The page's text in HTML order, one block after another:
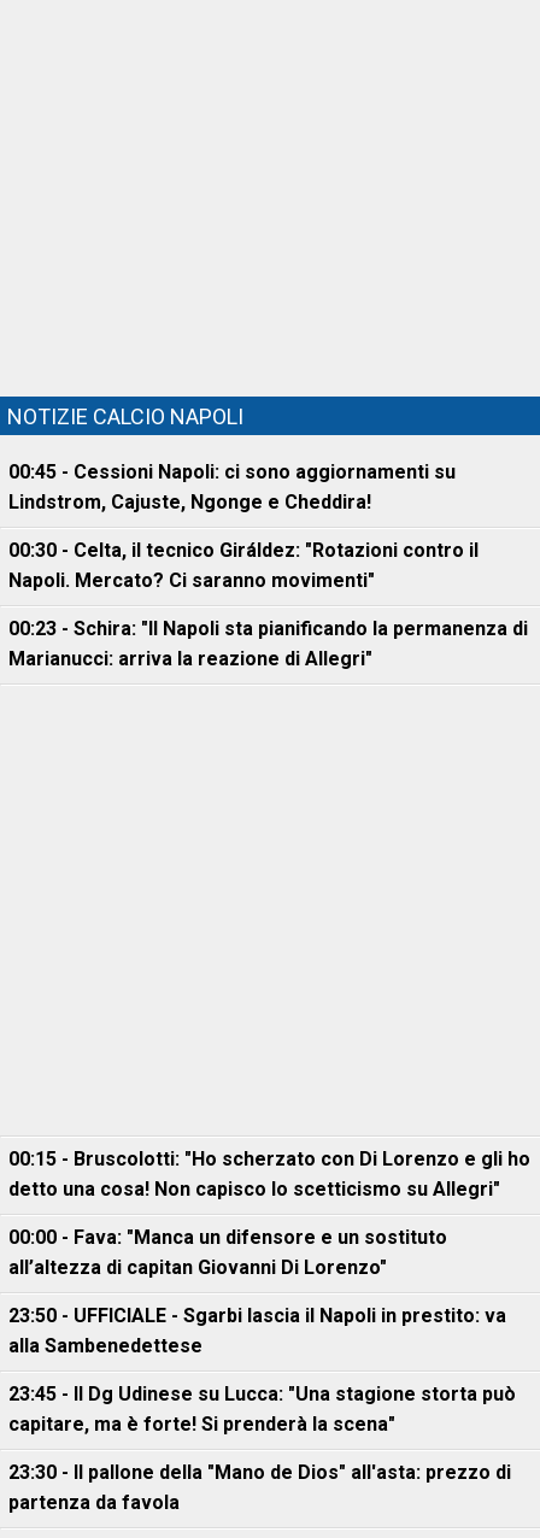
NOTIZIE CALCIO NAPOLI
00:45 - Cessioni Napoli: ci sono aggiornamenti su
Lindstrom, Cajuste, Ngonge e Cheddira!
00:30 - Celta, il tecnico Giráldez: "Rotazioni contro il
Napoli. Mercato? Ci saranno movimenti"
00:23 - Schira: "Il Napoli sta pianificando la permanenza di
Marianucci: arriva la reazione di Allegri"
00:15 - Bruscolotti: "Ho scherzato con Di Lorenzo e gli ho
detto una cosa! Non capisco lo scetticismo su Allegri"
00:00 - Fava: "Manca un difensore e un sostituto
all’altezza di capitan Giovanni Di Lorenzo"
23:50 - UFFICIALE - Sgarbi lascia il Napoli in prestito: va
alla Sambenedettese
23:45 - Il Dg Udinese su Lucca: "Una stagione storta può
capitare, ma è forte! Si prenderà la scena"
23:30 - Il pallone della "Mano de Dios" all'asta: prezzo di
partenza da favola